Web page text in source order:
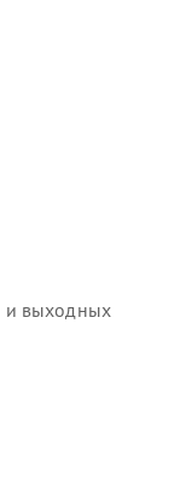
и выходных